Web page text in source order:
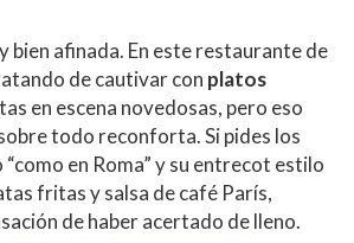
bien afinada. En este restaurante de
de cautivar con platos
en escena novedosas, pero eso
todo reconforta. Si pides los
en Roma” y su entrecot estilo
fritas y salsa de café París,
de haber acertado de lleno.